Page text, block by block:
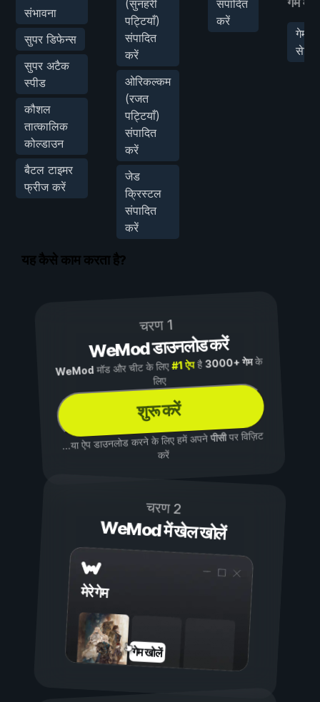
संभावना
सुपर डिफेन्स
सुपर अटैक
स्पीड
कौशल
तात्कालिक
कोल्डाउन
बैटल टाइमर
फ्रीज करें
(सुनहरी
पट्टियाँ)
संपादित
करें
ओरिकल्कम
(रजत
पट्टियाँ)
संपादित
करें
जेड
क्रिस्टल
संपादित
करें
संपादित
करें
गेम
सेट
यह कैसे काम करता है?
चरण 1
WeMod डाउनलोड करें
WeMod मॉड और चीट के लिए#1 ऐपहै3000+ गेमके
लिए
शुरू करें
...या ऐप डाउनलोड करने के लिए हमें अपनेपीसीपर विज़िट
करें
चरण 2
WeMod में खेल खोलें
मेरे गेम
गेम खोलें